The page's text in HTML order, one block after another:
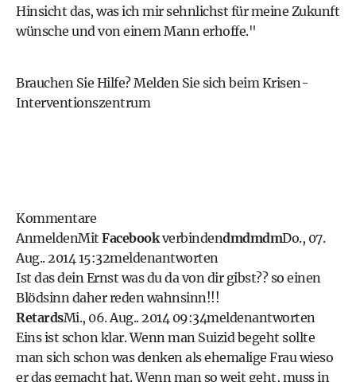
Hinsicht das, was ich mir sehnlichst für meine Zukunft
wünsche und von einem Mann erhoffe."
Brauchen Sie Hilfe? Melden Sie sich beimKrisen-
Interventionszentrum
Kommentare
AnmeldenMit FacebookverbindendmdmdmDo., 07.
Aug.. 2014 15:32meldenantworten
Ist das dein Ernst was du da von dir gibst?? so einen
Blödsinn daher reden wahnsinn!!!
RetardsMi., 06. Aug.. 2014 09:34meldenantworten
Eins ist schon klar. Wenn man Suizid begeht sollte
man sich schon was denken als ehemalige Frau wieso
er das gemacht hat. Wenn man so weit geht, muss in